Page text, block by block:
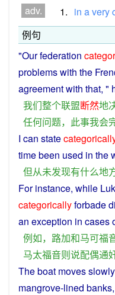
adv.
1. in avery
例句
"Ourfederation
problemswith the
agreementwith that, "
我们整个联盟断然地
任何问题， 此事我会
I can state
timebeen used in the
但从未发现有什么地
Forinstance, while
categoricallyforbade
an exception in cases
例如， 路加和马可福
马太福音则说配偶通
Theboat movesslowly
mangrove-lined banks,